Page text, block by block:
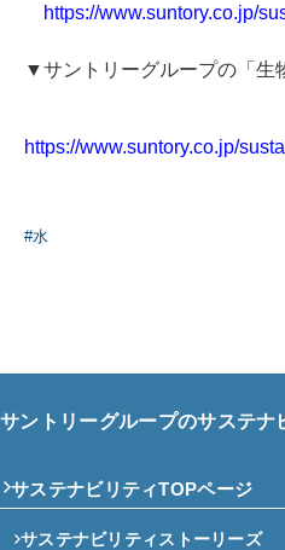
https://www.suntory.co.jp/
▼サントリーグループの「生
https://www.suntory.co.jp/
#水
サントリーグループのサステナ
サステナビリティTOPページ
サステナビリティストーリーズ